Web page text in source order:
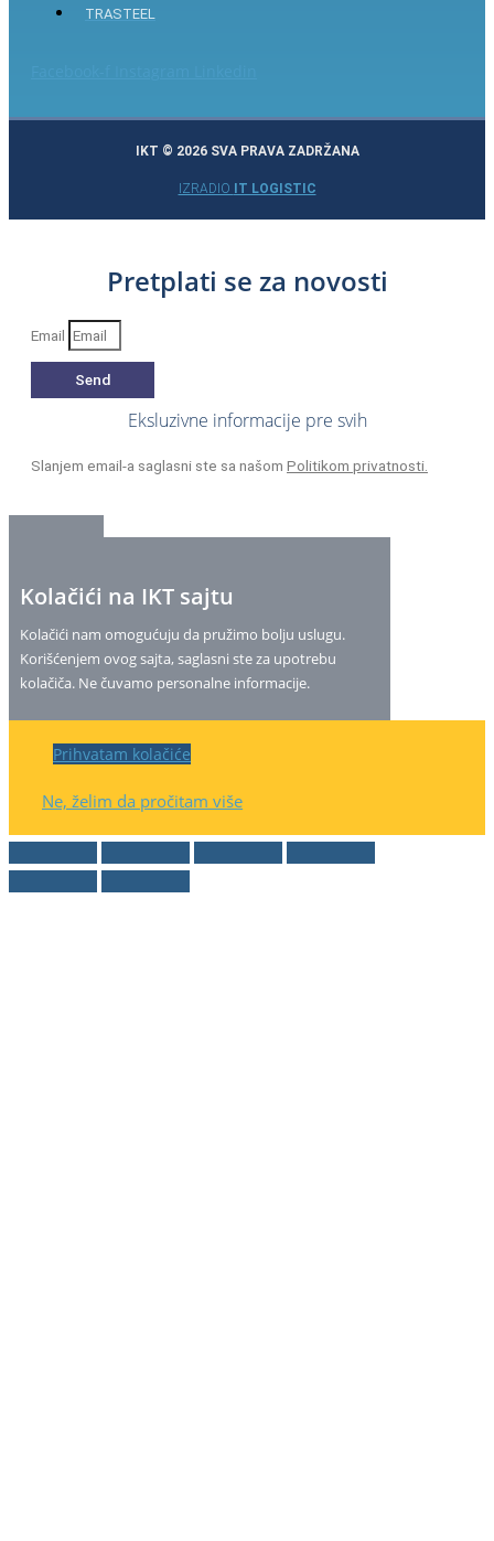
TRASTEEL
IKT © 2026 SVA PRAVA ZADRŽANA
IZRADIO IT LOGISTIC
Pretplati se za novosti
Email
Send
Eksluzivne informacije pre svih
Slanjem email-a saglasni ste sa našom Politikom privatnosti.
Kolačići na IKT sajtu
Kolačići nam omogućuju da pružimo bolju uslugu.
Korišćenjem ovog sajta, saglasni ste za upotrebu
kolačiča. Ne čuvamo personalne informacije.
Prihvatam kolačiće
Ne, želim da pročitam više